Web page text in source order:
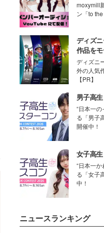
moxymill
ン「to the
ディズ
作品を
ディズニ
外の人気
【PR】
男子高
“日本一
る「男子
開催中！
女子高
“日本一
る「女子
中！
ニュースランキング